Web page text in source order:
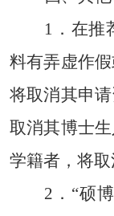
1 ． 在推
料有弄虚作
将取消其申
取消其博士
学籍者，将取
2 ． “硕